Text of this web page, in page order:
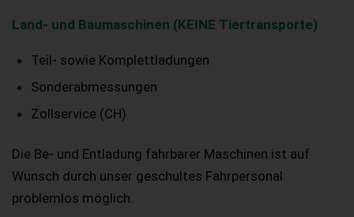
Land- und Baumaschinen (KEINE Tiertransporte)
Teil- sowie Komplettladungen
Sonderabmessungen
Zollservice (CH)
Die Be- und Entladung fahrbarer Maschinen ist auf
Wunsch durch unser geschultes Fahrpersonal
problemlos möglich.